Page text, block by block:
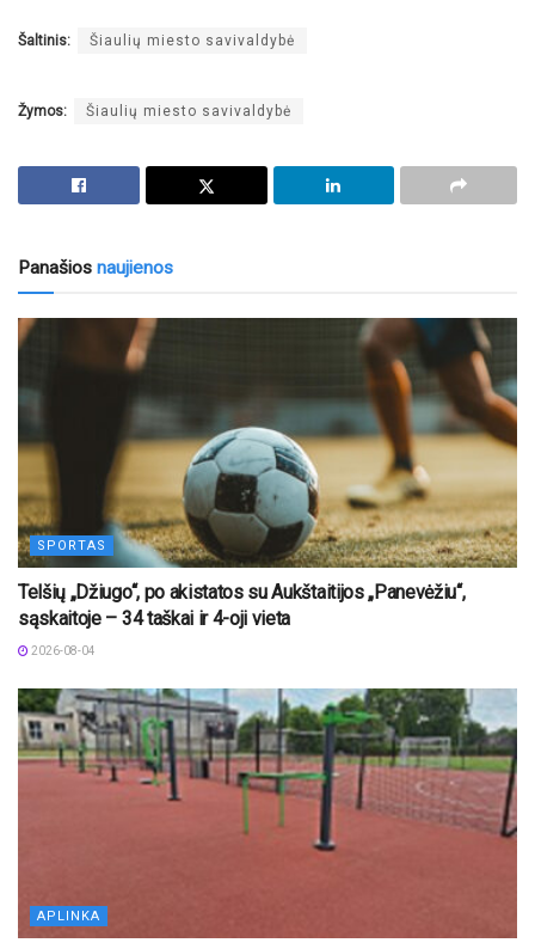
Šaltinis: Šiaulių miesto savivaldybė
Žymos: Šiaulių miesto savivaldybė
Panašios naujienos
SPORTAS
Telšių „Džiugo“, po akistatos su Aukštaitijos „Panevėžiu“,
sąskaitoje – 34 taškai ir 4-oji vieta
2026-08-04
APLINKA